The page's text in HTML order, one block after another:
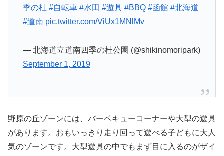
季の杜 #自転車 #水田 #遊具 #BBQ #函館 #北海道
#道南 pic.twitter.com/ViUx1MNlMv
— 北海道立道南四季の杜公園 (@shikinomoripark)
September 1, 2019
野原の丘ゾーンには、バーベキューコーナーや大型の遊具
があります。おもいっきり走り回って遊べる子どもに大人
気のゾーンです。大型遊具の中でもまず目に入るのがザイ